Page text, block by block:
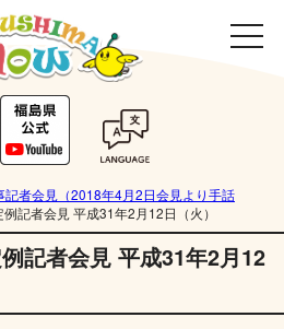
記者会見（2018年4月2日会見より手話
例記者会見 平成31年2月12日（火）
記者会見 平成31年2月12